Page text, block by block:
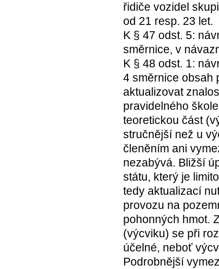
řidiče vozidel
od 21 resp. 23 let.
K § 47 odst. 5:
směrnice, v
K § 48 odst. 1:
4 směrnice obsah
aktualizovat
pravidelného
teoretickou část
stručnější než u
členěním ani
nezabývá. Bližší
státu, který je
tedy aktualizací
provozu na
pohonných hmot.
(výcviku) se při
účelné, neboť
Podrobnější